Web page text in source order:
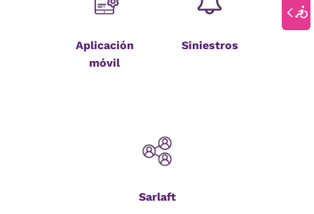
Aplicación
móvil
Siniestros
Sarlaft